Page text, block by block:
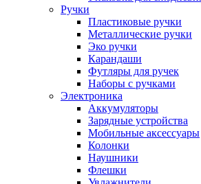
Ручки
Пластиковые ручки
Металлические ручки
Эко ручки
Карандаши
Футляры для ручек
Наборы с ручками
Электроника
Аккумуляторы
Зарядные устройства
Мобильные аксессуары
Колонки
Наушники
Флешки